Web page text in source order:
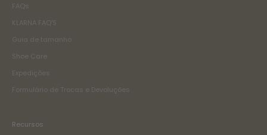
FAQs
KLARNA FAQ'S
Guia de tamanho
Shoe Care
Expedições
Formulário de Trocas e Devoluções
Recursos